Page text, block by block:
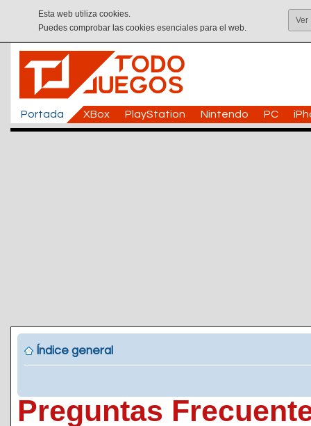
Esta web utiliza cookies.
Puedes comprobar las cookies esenciales para el web.
Ver
Portada XBox PlayStation Nintendo PC
Índice general
Preguntas